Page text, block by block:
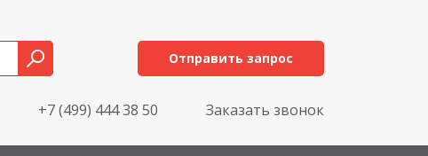
Отправить запрос
+7 (499) 444 38 50 Заказать звонок